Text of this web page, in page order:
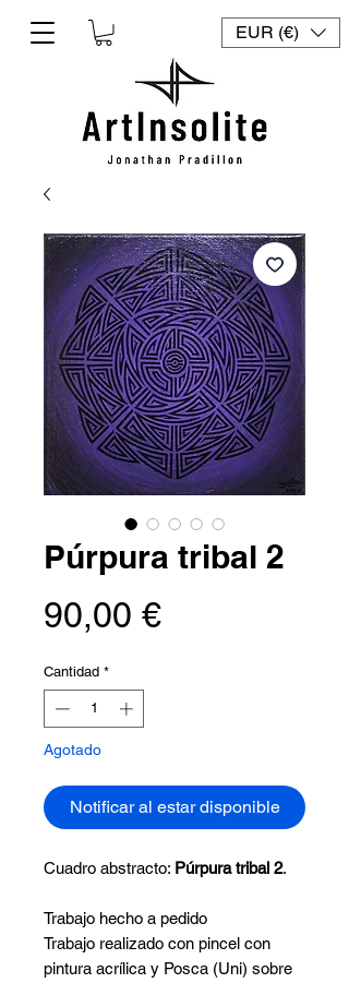
EUR (€)
Púrpura tribal 2
90,00 €Precio
Cantidad *
Agotado
Notificar al estar disponible
Cuadro abstracto: Púrpura tribal 2.
Trabajo hecho a pedido
Trabajo realizado con pincel con
pintura acrílica y Posca (Uni) sobre